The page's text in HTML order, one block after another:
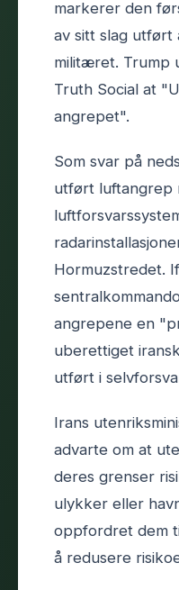
markerer den
av sitt slag utført
militæret. Trump
Truth Social at
angrepet".
Som svar på
utført luftangrep
Hormuzstredet.
angrepene en
uberettiget
utført i
Irans
advarte om at
deres grenser
ulykker eller
oppfordret dem
å redusere